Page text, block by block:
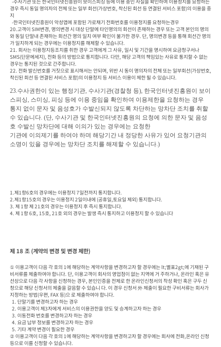
경우 즉시 동일 명의자의 전체 또는 일부 회선(가상번호, 착신된 회선 등 연결된 서비스 포함)의 이용을 중
지
20.고객이 SIM변경, 명의변경 시 대상 단말에 타인명의의 회선이 존재하는 경우 또는 고객 본인의 명의
와 동일 단말내 존재하는 회선간 명의 일치 여부 확인이 불가한 경우. 단, 명의변경 등을 통해 회선간 명의
가 일치하게 되는 경우에는 이용정지를 해제할 수 있습니다.
21. 회사는 이용정지등조치를 취한 경우 고객에게 그 사유, 일시 및 기간을 명시하여 요금청구서나
SMS(단문메세지), 전화 등의 방법으로 통지합니다. 다만, 해당 고객의 책임있는 사유로 통지할 수 없는
경우는 통지된 것으로 간주합니다.
22. 전화 발신번호를 거짓으로 표시해서는 안되며, 위반 시 동이 명의자의 전체 또는 일부회선(가상번호,
착신된 회선 등 연결된 서비스 포함)의 이용정지 등 서비스 이용이 제한 될 수 있습니다.
23.수사권한이 있는 행정기관, 수사기관(경찰청 등), 한국인터넷진흥원이 보이
스피싱, 스미싱, 피싱 등에 이용 중임을 확인하여 이용제한을 요청하는 경우
통지 없이 문자 및 음성호가 수발신되지 않도록 차단하는 망차단 조치를 취할
수 있습니다. (단, 수사기관 및 한국인터넷진흥원의 요청에 의한 문자 및 음성
호 수발신 망차단에 대해 이의가 있는 경우에는 요청한
기관에 이의제기 를 하여야 하며 해당기간 내 정당한 사유가 있어 요청기관의
소명이 있을 경우에는 망차단 조치를 해제할 수 있습니 다.)
1.제1항6호의 경우에는 이용정지 7일전까지 통지합니다.
2.제1항15호의 경우는 이용정지 2일이내에 (공휴일,토요일 제외) 통지합니다.
3. 제 1항 제 21호의 경우는 이용정지 후 즉시 통지합니다.
4. 제 1항 6호, 15호, 21호 외의 경우는 발생 즉시 통지하고 이용정지 할 수 있습니다
제 18 조 (계약의 변경 및 변경 제한)
① 이용고객이 다음 각 호의 1에 해당하는 계약사항을 변경하고자 할 경우에는 lt;별표2gt;에 기재된 구
비서류를 제출하여야 합니다. 단, 이용고객이 회사의 영업점이 없는 지역에 거 주하거나, 온라인 혹은 유
선상으로 다음 각 사항을 신청하는 경우, 본인인증을 전제로 한 온라인신청서의 작성 확인 혹은 구두 신
청으로 해당 신청서의 제출을 갈음할 수 있습니 다. 이 경우 신청서 外 제출이 필요한 구비서류는 회사가
지정하는 방법(우편, FAX 등)으 로 제출하여야 합니다.
② 이용고객이 다음 각 호의 1에 해당하는 계약사항을 변경하고자 할 경우에는 회사에 전화,온라인 신청
등으로 이를 신청할 수 있습니다.